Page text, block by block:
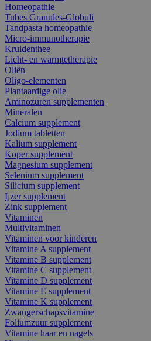
Homeopathie
Tubes Granules-Globuli
Tandpasta homeopathie
Micro-immunotherapie
Kruidenthee
Licht- en warmtetherapie
Oliën
Oligo-elementen
Plantaardige olie
Aminozuren supplementen
Mineralen
Calcium supplement
Jodium tabletten
Kalium supplement
Koper supplement
Magnesium supplement
Selenium supplement
Silicium supplement
Ijzer supplement
Zink supplement
Vitaminen
Multivitaminen
Vitaminen voor kinderen
Vitamine A supplement
Vitamine B supplement
Vitamine C supplement
Vitamine D supplement
Vitamine E supplement
Vitamine K supplement
Zwangerschapsvitamine
Foliumzuur supplement
Vitamine haar en nagels